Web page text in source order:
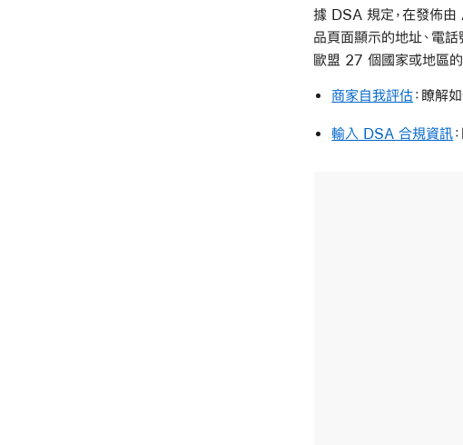
據 DSA 規定，在發佈
品頁面顯示的地址、電
歐盟 27 個國家或地區
商家自我評估：瞭解
輸入 DSA 合規資訊